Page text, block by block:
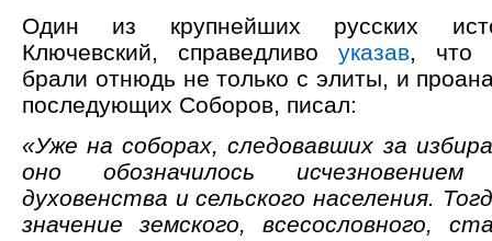
Один из крупнейших русских
Ключевский, справедливо указав, что
брали отнюдь не только с элиты, и
последующих Соборов, писал:
«Уже на соборах, следовавших за
оно обозначилось
духовенства и сельского населения.
значение земского, всесословного,